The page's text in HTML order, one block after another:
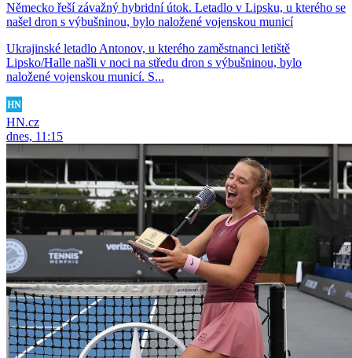
Německo řeší závažný hybridní útok. Letadlo v Lipsku, u kterého se
našel dron s výbušninou, bylo naložené vojenskou municí
Ukrajinské letadlo Antonov, u kterého zaměstnanci letiště
Lipsko/Halle našli v noci na středu dron s výbušninou, bylo
naložené vojenskou municí. S...
HN.cz
dnes, 11:15